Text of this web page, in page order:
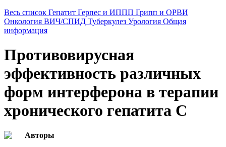
Весь список Гепатит Герпес и ИППП Грипп и ОРВИ
Онкология ВИЧ/СПИД Туберкулез Урология Общая
информация
Противовирусная
эффективность различных
форм интерферона в терапии
хронического гепатита С
Авторы